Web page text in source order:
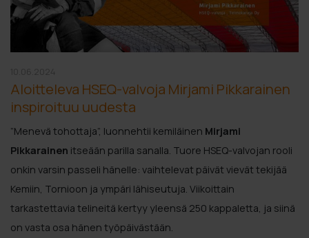
Aloitteleva HSEQ-valvoja Mirjami Pikkarainen
inspiroituu uudesta
”Menevä tohottaja”, luonnehtii kemiläinen Mirjami
Pikkarainen itseään parilla sanalla. Tuore HSEQ-valvojan rooli
onkin varsin passeli hänelle: vaihtelevat päivät vievät tekijää
Kemiin, Tornioon ja ympäri lähiseutuja. Viikoittain
tarkastettavia telineitä kertyy yleensä 250 kappaletta, ja siinä
on vasta osa hänen työpäivästään.